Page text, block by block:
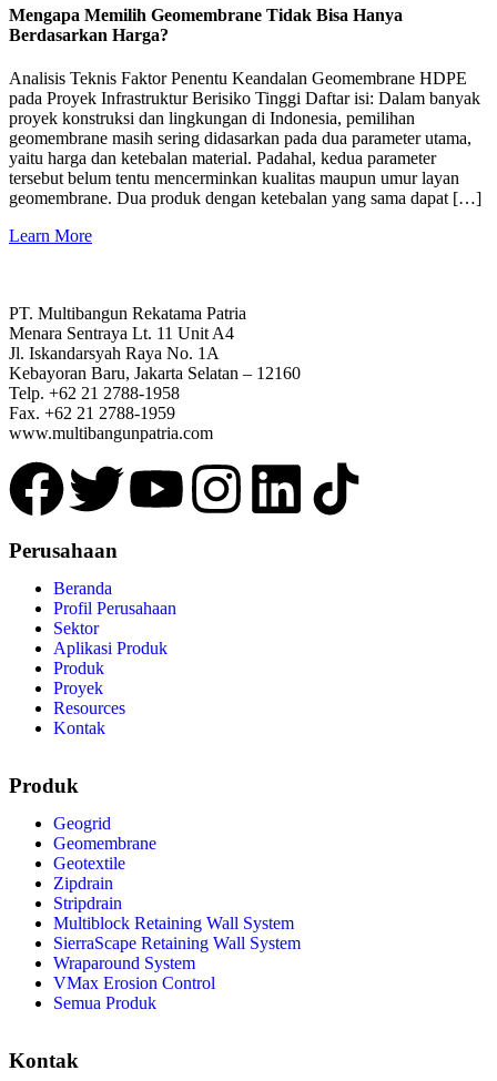
Mengapa Memilih Geomembrane Tidak Bisa Hanya
Berdasarkan Harga?
Analisis Teknis Faktor Penentu Keandalan Geomembrane HDPE
pada Proyek Infrastruktur Berisiko Tinggi Daftar isi: Dalam banyak
proyek konstruksi dan lingkungan di Indonesia, pemilihan
geomembrane masih sering didasarkan pada dua parameter utama,
yaitu harga dan ketebalan material. Padahal, kedua parameter
tersebut belum tentu mencerminkan kualitas maupun umur layan
geomembrane. Dua produk dengan ketebalan yang sama dapat […]
Learn More
PT. Multibangun Rekatama Patria
Menara Sentraya Lt. 11 Unit A4
Jl. Iskandarsyah Raya No. 1A
Kebayoran Baru, Jakarta Selatan – 12160
Telp. +62 21 2788-1958
Fax. +62 21 2788-1959
www.multibangunpatria.com
Perusahaan
Beranda
Profil Perusahaan
Sektor
Aplikasi Produk
Produk
Proyek
Resources
Kontak
Produk
Geogrid
Geomembrane
Geotextile
Zipdrain
Stripdrain
Multiblock Retaining Wall System
SierraScape Retaining Wall System
Wraparound System
VMax Erosion Control
Semua Produk
Kontak